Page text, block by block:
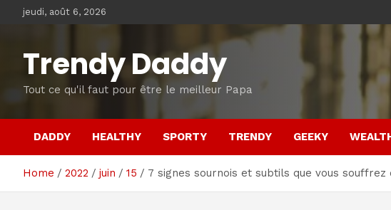
jeudi, août 6, 2026
Trendy Daddy
Tout ce qu'il faut pour être le meilleur Papa
DADDY HEALTHY SPORTY TRENDY GEEKY
Home 2022 juin 15 7 signes sournois et subtils que vous souffrez